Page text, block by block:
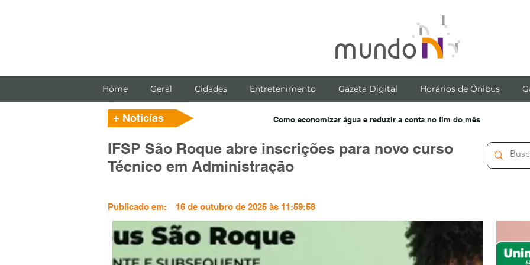
Home Geral Cidades Entretenimento Gazeta Digital Horários de Ônibus
Como economizar água e reduzir a conta no fim do mês
+ Noticías
IFSP São Roque abre inscrições para novo curso
Técnico em Administração
Publicado em: 16 de outubro de 2025 às 11:59:58